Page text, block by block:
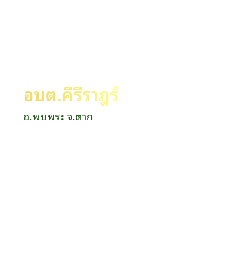
อบต.คีรีราษฎร์
อ.พบพระ จ.ตาก